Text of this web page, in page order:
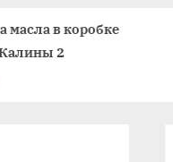
Какая компрессия
быть в двигателе и